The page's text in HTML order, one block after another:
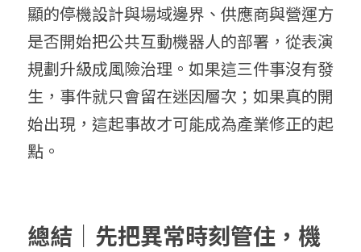
顯的停機設計與場域邊界、供應商與營運方
是否開始把公共互動機器人的部署，從表演
規劃升級成風險治理。如果這三件事沒有發
生，事件就只會留在迷因層次；如果真的開
始出現，這起事故才可能成為產業修正的起
點。
總結｜先把異常時刻管住，機